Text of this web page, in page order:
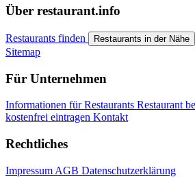
Über restaurant.info
Restaurants finden Restaurants in der Nähe
Sitemap
Für Unternehmen
Informationen für Restaurants Restaurant
kostenfrei eintragen Kontakt
Rechtliches
Impressum AGB Datenschutzerklärung